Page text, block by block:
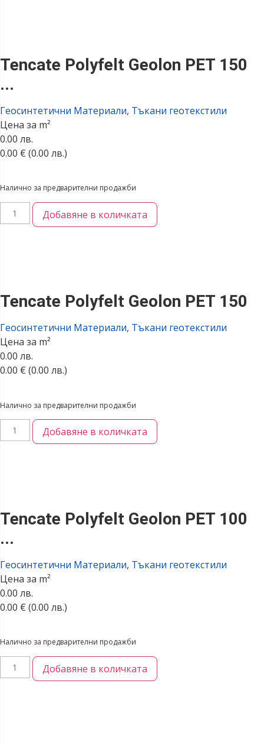
Tencate Polyfelt Geolon PET 150
...
Геосинтетични Материали, Тъкани геотекстили
Цена за m²
0.00 лв.
0.00 € (0.00 лв.)
Налично за предварителни продажби
Добавяне в количката
Tencate Polyfelt Geolon PET 150
Геосинтетични Материали, Тъкани геотекстили
Цена за m²
0.00 лв.
0.00 € (0.00 лв.)
Налично за предварителни продажби
Добавяне в количката
Tencate Polyfelt Geolon PET 100
...
Геосинтетични Материали, Тъкани геотекстили
Цена за m²
0.00 лв.
0.00 € (0.00 лв.)
Налично за предварителни продажби
Добавяне в количката